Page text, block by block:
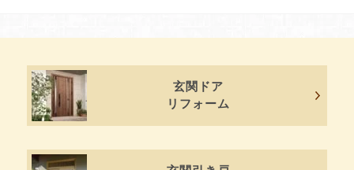
玄関ドア
リフォーム